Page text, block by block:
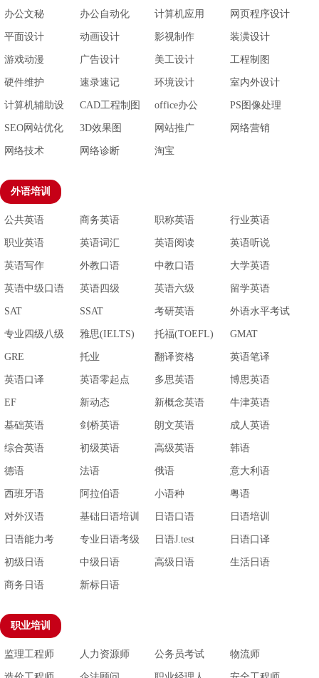
办公文秘 办公自动化 计算机应用 网页程序设计
平面设计 动画设计 影视制作 装潢设计
游戏动漫 广告设计 美工设计 工程制图
硬件维护 速录速记 环境设计 室内外设计
计算机辅助设
计
CAD工程制图 office办公 PS图像处理
SEO网站优化 3D效果图 网站推广 网络营销
网络技术 网络诊断 淘宝
外语培训
公共英语 商务英语 职称英语 行业英语
职业英语 英语词汇 英语阅读 英语听说
英语写作 外教口语 中教口语 大学英语
英语中级口语 英语四级 英语六级 留学英语
SAT SSAT 考研英语 外语水平考试
专业四级八级 雅思(IELTS) 托福(TOEFL) GMAT
GRE 托业 翻译资格 英语笔译
英语口译 英语零起点 多思英语 博思英语
EF 新动态 新概念英语 牛津英语
基础英语 剑桥英语 朗文英语 成人英语
综合英语 初级英语 高级英语 韩语
德语 法语 俄语 意大利语
西班牙语 阿拉伯语 小语种 粤语
对外汉语 基础日语培训 日语口语 日语培训
日语能力考 专业日语考级 日语J.test 日语口译
初级日语 中级日语 高级日语 生活日语
商务日语 新标日语
职业培训
监理工程师 人力资源师 公务员考试 物流师